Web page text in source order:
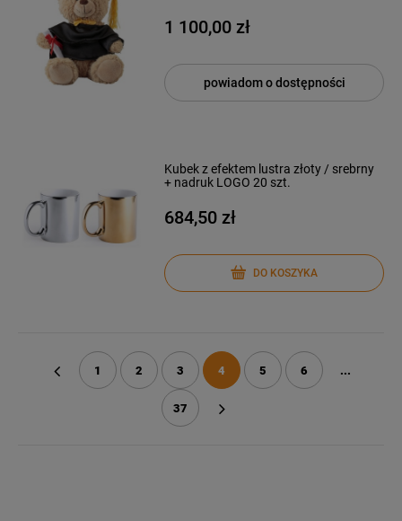
1 100,00 zł
powiadom o dostępności
Kubek z efektem lustra złoty / srebrny
+ nadruk LOGO 20 szt.
684,50 zł
DO KOSZYKA
1 2 3 4 5 6 ...
37